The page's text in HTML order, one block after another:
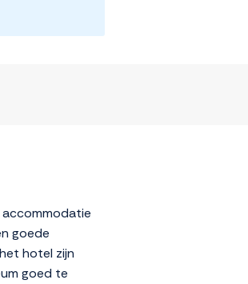
accommodatie
goede
hotel zijn
goed te